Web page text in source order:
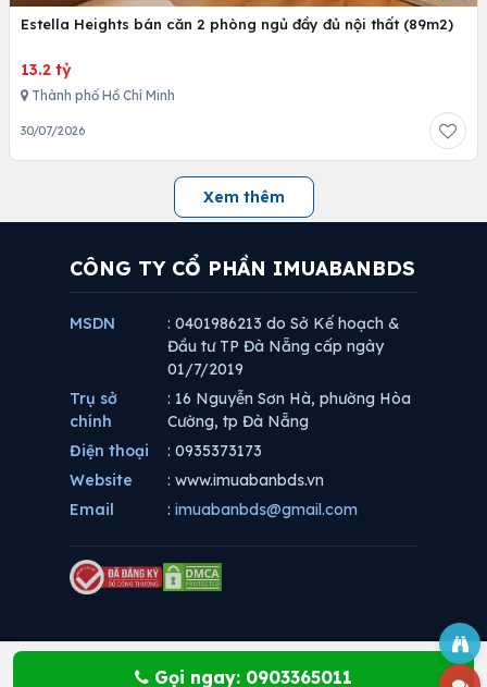
Estella Heights bán căn 2 phòng ngủ đầy đủ nội thất (89m2)
13.2 tỷ
Thành phố Hồ Chí Minh
30/07/2026
Xem thêm
Gọi ngay: 0903365011
CÔNG TY CỔ PHẦN IMUABANBDS
MSDN
: 0401986213 do Sở Kế hoạch &
Đầu tư TP Đà Nẵng cấp ngày
01/7/2019
Trụ sở
chính
: 16 Nguyễn Sơn Hà, phường Hòa
Cường, tp Đà Nẵng
Điện thoại
: 0935373173
Website
: www.imuabanbds.vn
Email
: imuabanbds@gmail.com